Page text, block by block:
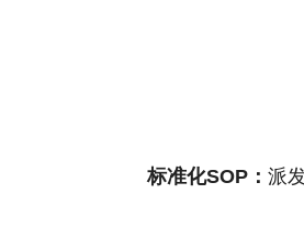
标准化SOP：派